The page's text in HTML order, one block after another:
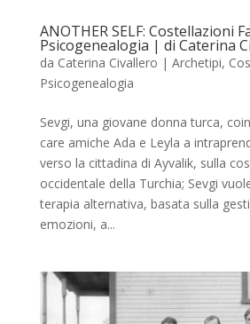
ANOTHER SELF: Costellazioni
Psicogenealogia | di Caterina
da Caterina Civallero | Archetipi,
Psicogenealogia
Sevgi, una giovane donna turca,
care amiche Ada e Leyla a
verso la cittadina di Ayvalik, sulla
occidentale della Turchia; Sevgi
terapia alternativa, basata sulla
emozioni, a...